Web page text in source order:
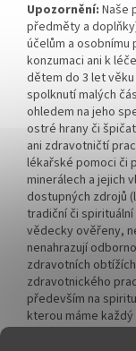
Upozornění: Naše
předměty a
účelům a osobnímu
konzumaci ani k
dětem do 3 let
spolknutí malých
ohledem na jeho
ostré hrany či
ani zdravotničtí
lékařské pomoci či
minerálech a jejich
dostupných zdrojů
tradiční či
vědecky ověřeny,
nenahrazují
zdravotních
zdravotnického
především na
kterou máme každý